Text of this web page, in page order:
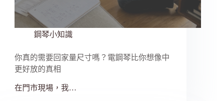
鋼琴小知識
你真的需要回家量尺寸嗎？電鋼琴比你想像中
更好放的真相
在門市現場，我…